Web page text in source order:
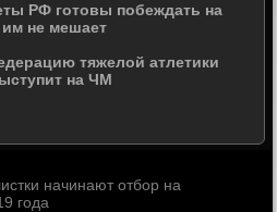
РФ готовы побеждать на
им не мешает
тяжелой атлетики
на ЧМ
начинают отбор на
года